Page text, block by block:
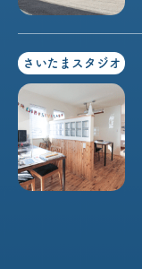
さいたまスタジオ